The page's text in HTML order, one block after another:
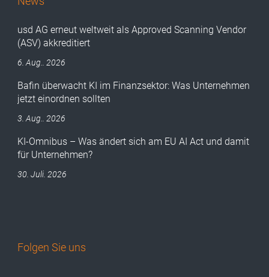
usd AG erneut weltweit als Approved Scanning Vendor
(ASV) akkreditiert
6. Aug.. 2026
Bafin überwacht KI im Finanzsektor: Was Unternehmen
jetzt einordnen sollten
3. Aug.. 2026
KI-Omnibus – Was ändert sich am EU AI Act und damit
für Unternehmen?
30. Juli. 2026
Folgen Sie uns